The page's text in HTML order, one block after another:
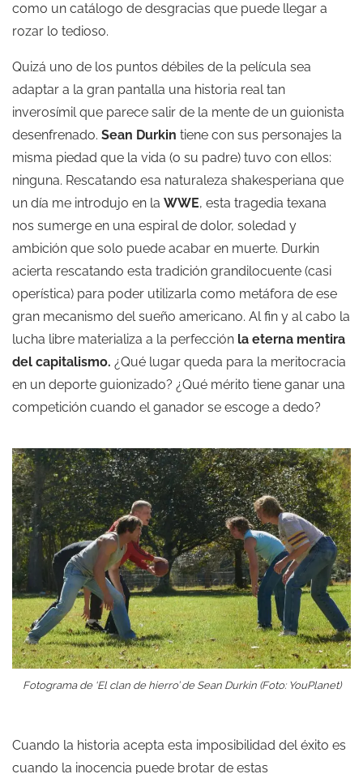
como un catálogo de desgracias que puede llegar a
rozar lo tedioso.
Quizá uno de los puntos débiles de la película sea
adaptar a la gran pantalla una historia real tan
inverosímil que parece salir de la mente de un guionista
desenfrenado. Sean Durkin tiene con sus personajes la
misma piedad que la vida (o su padre) tuvo con ellos:
ninguna. Rescatando esa naturaleza shakesperiana que
un día me introdujo en la WWE, esta tragedia texana
nos sumerge en una espiral de dolor, soledad y
ambición que solo puede acabar en muerte. Durkin
acierta rescatando esta tradición grandilocuente (casi
operística) para poder utilizarla como metáfora de ese
gran mecanismo del sueño americano. Al fin y al cabo la
lucha libre materializa a la perfección la eterna mentira
del capitalismo. ¿Qué lugar queda para la meritocracia
en un deporte guionizado? ¿Qué mérito tiene ganar una
competición cuando el ganador se escoge a dedo?
Fotograma de ‘El clan de hierro’ de Sean Durkin (Foto: YouPlanet)
Cuando la historia acepta esta imposibilidad del éxito es
cuando la inocencia puede brotar de estas